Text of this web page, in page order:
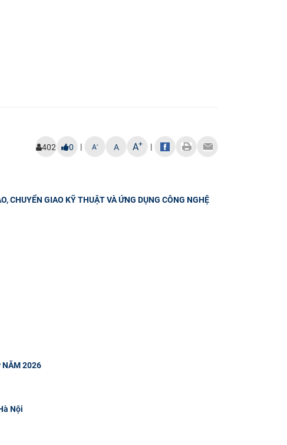
402 0 | A- A A+ |
CHUYỂN GIAO KỸ THUẬT VÀ ỨNG DỤNG CÔNG NGHỆ
NĂM 2026
Nội